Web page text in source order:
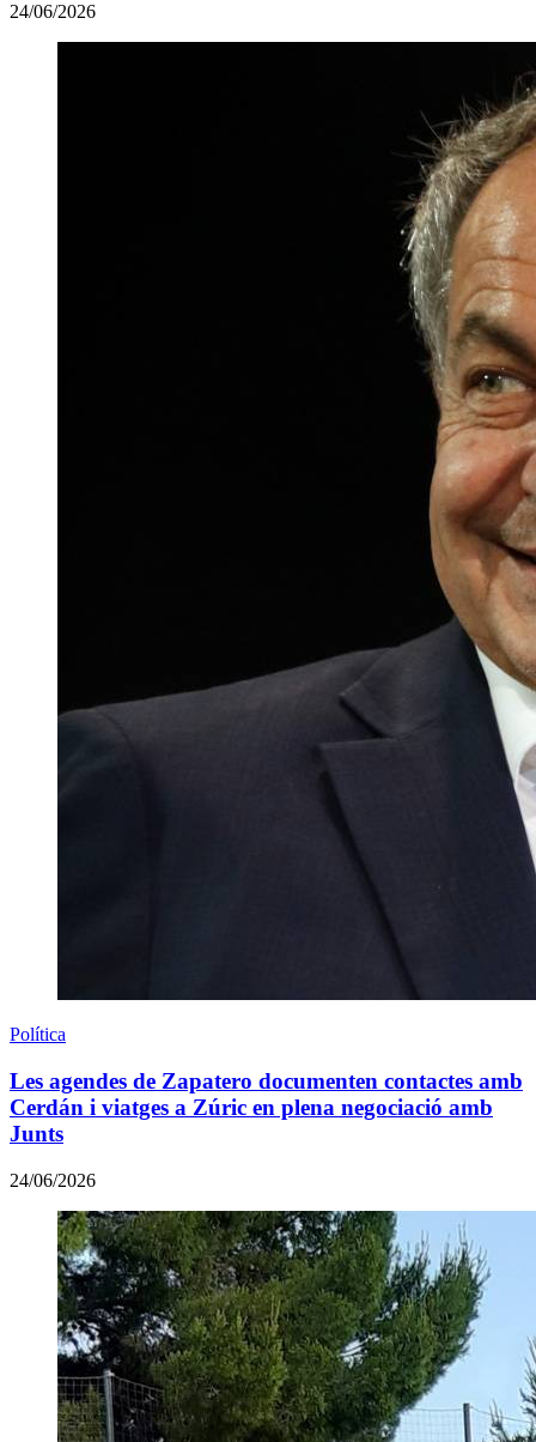
24/06/2026
Política
Les agendes de Zapatero documenten contactes amb
Cerdán i viatges a Zúric en plena negociació amb
Junts
24/06/2026